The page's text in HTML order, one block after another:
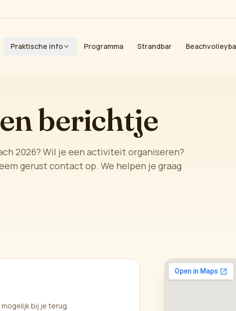
Praktische info Programma Strandbar
berichtje
2026? Wil je een activiteit organiseren?
gerust contact op. We helpen je graag
mogelijk bij je terug.